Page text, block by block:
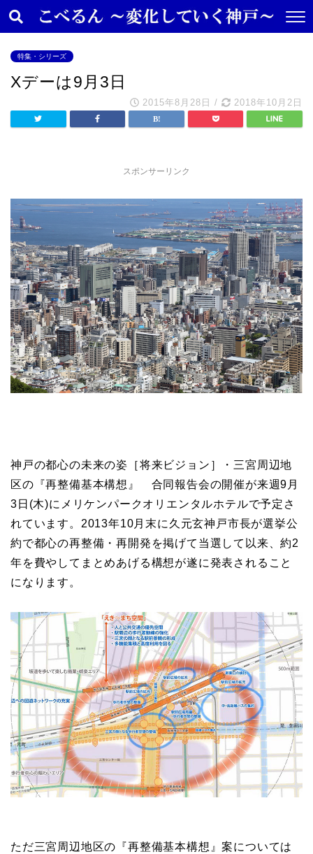
特集・シリーズ
Xデーは9月3日
2015年8月28日 / 2018年10月2日
スポンサーリンク
神戸の都心の未来の姿［将来ビジョン］・三宮周辺地
区の『再整備基本構想』 合同報告会の開催が来週9月
3日(木)にメリケンパークオリエンタルホテルで予定さ
れています。2013年10月末に久元玄神戸市長が選挙公
約で都心の再整備・再開発を掲げて当選して以来、約2
年を費やしてまとめあげる構想が遂に発表されること
になります。
ただ三宮周辺地区の『再整備基本構想』案については